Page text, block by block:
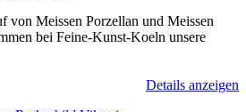
von Meissen Porzellan und Meissen
bei Feine-Kunst-Koeln unsere
Details anzeigen